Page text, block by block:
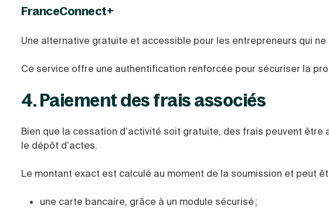
FranceConnect+
Une alternative gratuite et accessible pour les entrepreneurs qui
Ce service offre une authentification renforcée pour sécuriser la
4. Paiement des frais associés
Bien que la cessation d’activité soit gratuite, des frais peuvent
le dépôt d’actes.
Le montant exact est calculé au moment de la soumission et peut
une carte bancaire, grâce à un module sécurisé ;